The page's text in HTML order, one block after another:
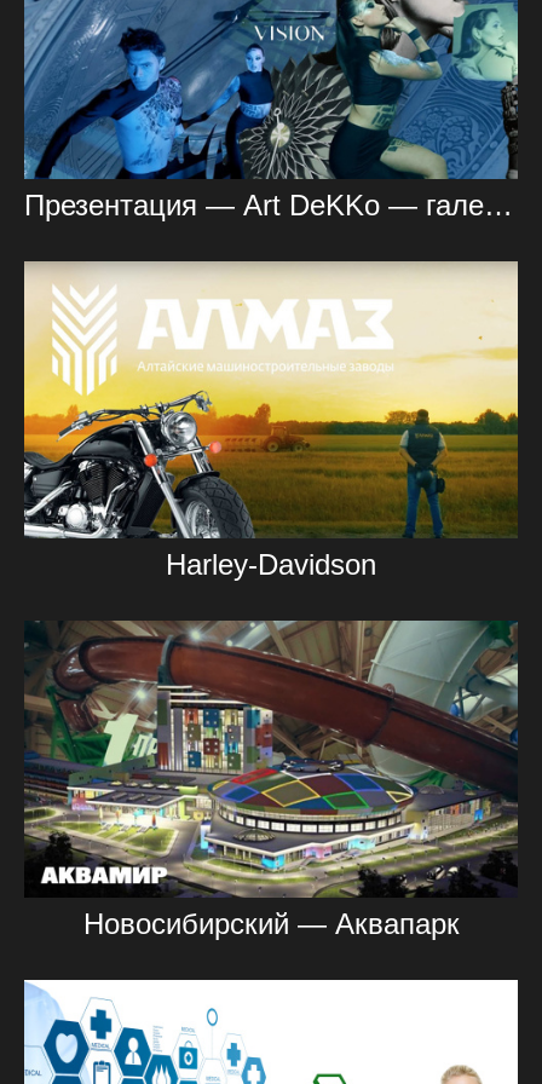
Презентация — Art DeKKo — галерея мебели и дизайна
Harley-Davidson
Новосибирский — Аквапарк